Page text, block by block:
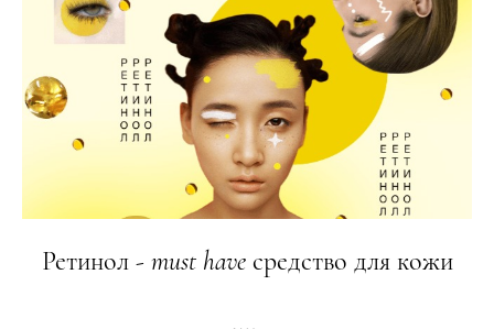
Ретинол - must haveсредство для кожи